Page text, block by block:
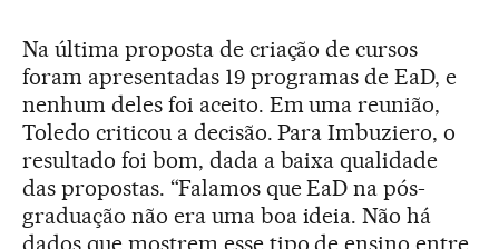
Na última proposta de criação de cursos
foram apresentadas 19 programas de EaD, e
nenhum deles foi aceito. Em uma reunião,
Toledo criticou a decisão. Para Imbuziero, o
resultado foi bom, dada a baixa qualidade
das propostas. “Falamos que EaD na pós-
graduação não era uma boa ideia. Não há
dados que mostrem esse tipo de ensino entre